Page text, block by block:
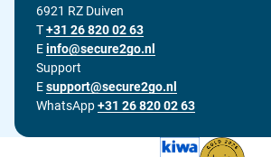
6921 RZ Duiven
TBel ons op
+31 26 820 02 63
EStuur ons een e-mail op
info@secure2go.nl
Support
EStuur onze support afdeling een e-mail op
support@secure2go.nl
WhatsApp+31 26 820 02 63